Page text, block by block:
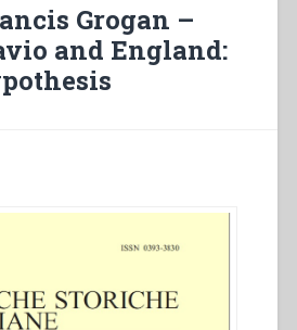
Grogan –
and England: